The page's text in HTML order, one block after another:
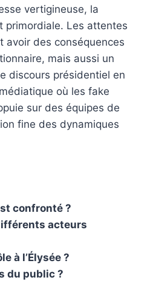
vertigineuse, la
primordiale. Les attentes
avoir des conséquences
mais aussi un
discours présidentiel en
où les fake
sur des équipes de
fine des dynamiques
confronté ?
acteurs
à l’Élysée ?
du public ?